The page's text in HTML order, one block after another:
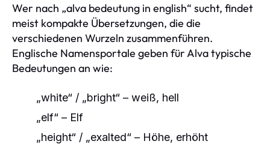
Wer nach „alva bedeutung in english“ sucht, findet
meist kompakte Übersetzungen, die die
verschiedenen Wurzeln zusammenführen.
Englische Namensportale geben für Alva typische
Bedeutungen an wie:
„white“ / „bright“ – weiß, hell
„elf“ – Elf
„height“ / „exalted“ – Höhe, erhöht